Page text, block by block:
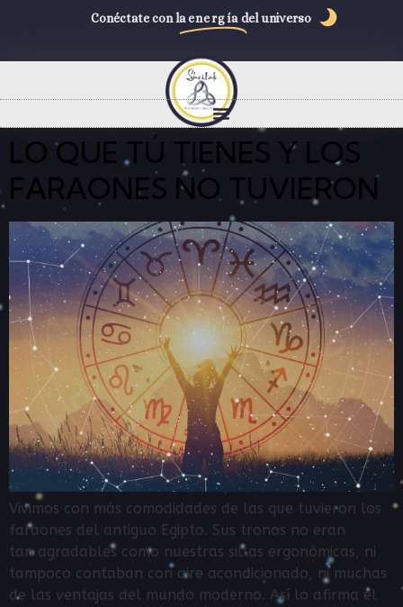
Conéctate con la energía del universo
LO QUE TÚ TIENES Y LOS
FARAONES NO TUVIERON
Vivimos con más comodidades de las que tuvieron los
faraones del antiguo Egipto. Sus tronos no eran
tan agradables como nuestras sillas ergonómicas, ni
tampoco contaban con aire acondicionado, ni muchas
de las ventajas del mundo moderno. Así lo afirma el